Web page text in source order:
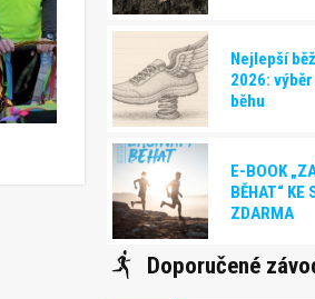
Nejlepší
2026:
běhu
E-BOOK
BĚHAT“ KE
ZDARMA
Doporučené